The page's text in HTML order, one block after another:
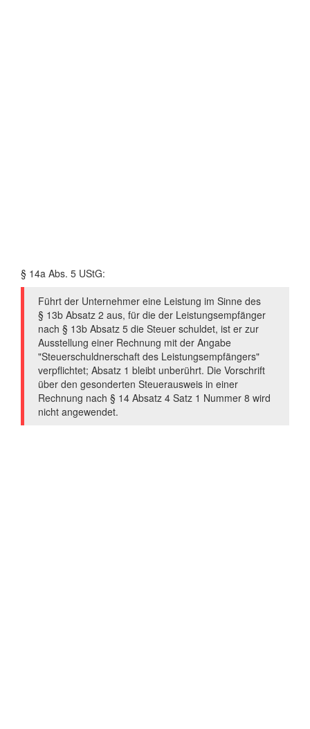
§ 14a Abs. 5 UStG:
Führt der Unternehmer eine Leistung im Sinne des
§ 13b Absatz 2 aus, für die der Leistungsempfänger
nach § 13b Absatz 5 die Steuer schuldet, ist er zur
Ausstellung einer Rechnung mit der Angabe
"Steuerschuldnerschaft des Leistungsempfängers"
verpflichtet; Absatz 1 bleibt unberührt. Die Vorschrift
über den gesonderten Steuerausweis in einer
Rechnung nach § 14 Absatz 4 Satz 1 Nummer 8 wird
nicht angewendet.